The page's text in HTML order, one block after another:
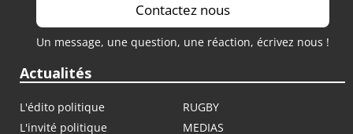
Contactez nous
Un message, une question, une réaction, écrivez nous !
Actualités
L'édito politique
RUGBY
L'invité politique
MEDIAS